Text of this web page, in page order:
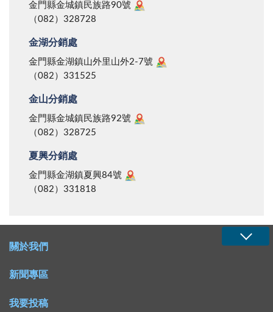
套，不能讓那種「可恃不可久」的醫療缺口持續的擴
大；其次，金門的社會福利，除了好，還要更好，唯其
如此才能吸引更多的銀髮族返鄉安養定居。 總之，
要讓金門成為銀髮族的最愛，健全的醫療體系，愈來愈
好的社會福利將是絕對的關鍵；當然，不管我們要深耕
抑或淺碟，這項計畫的推動落實，終究需要由政府來扮
演稱職的推手，否則終將只有落入口號式的宣示而已，
這是我們不樂見的！
金門縣金城鎮民族路90號
（082）328728
金湖分銷處
金門縣金湖鎮山外里山外2-7號
（082）331525
金山分銷處
金門縣金城鎮民族路92號
（082）328725
夏興分銷處
金門縣金湖鎮夏興84號
（082）331818
關於我們
新聞專區
我要投稿